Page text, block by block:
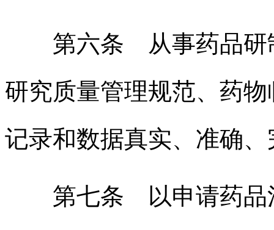
第六条 从事药品研制
研究质量管理规范、药
记录和数据真实、准确
第七条 以申请药品注